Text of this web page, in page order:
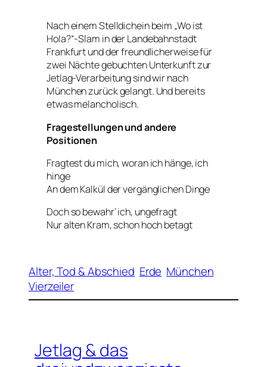
Nach einem Stelldichein beim „Wo ist
Hola?“-Slam in der Landebahnstadt
Frankfurt und der freundlicherweise für
zwei Nächte gebuchten Unterkunft zur
Jetlag-Verarbeitung sind wir nach
München zurück gelangt. Und bereits
etwas melancholisch.
Fragestellungen und andere
Positionen
Fragtest du mich, woran ich hänge, ich
hinge
An dem Kalkül der vergänglichen Dinge
Doch so bewahr‘ ich, ungefragt
Nur alten Kram, schon hoch betagt
Alter, Tod & Abschied Erde München
Vierzeiler
Jetlag & das